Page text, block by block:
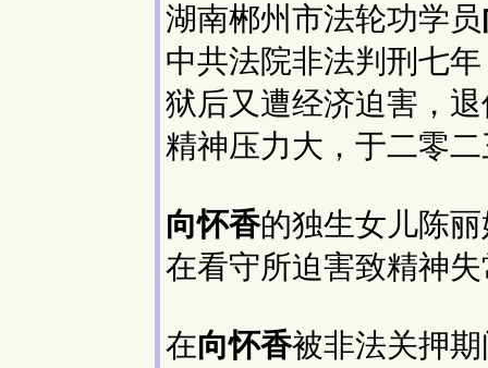
湖南郴州市法轮功学员
中共法院非法判刑七
狱后又遭经济迫害，
精神压力大，于二零
向怀香的独生女儿陈
在看守所迫害致精神
在向怀香被非法关押